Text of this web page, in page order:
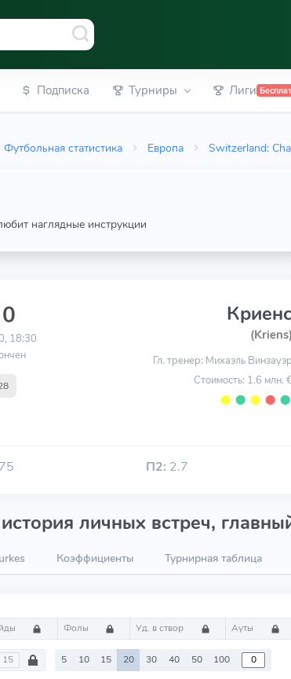
Подписка Турниры Лиги
Футбольная статистика Европа Switzerland:
наглядные инструкции
18:30
(Kriens)
Гл. тренер: Михаэль Винзауэр
Стоимость: 1.6 млн.
⬤ ⬤ ⬤ ⬤ ⬤
П2: 2.7
личных встреч,
Коэффициенты Турнирная таблица
Фолы Уд. в створ Ауты
5 10 15 20 30 40 50 100